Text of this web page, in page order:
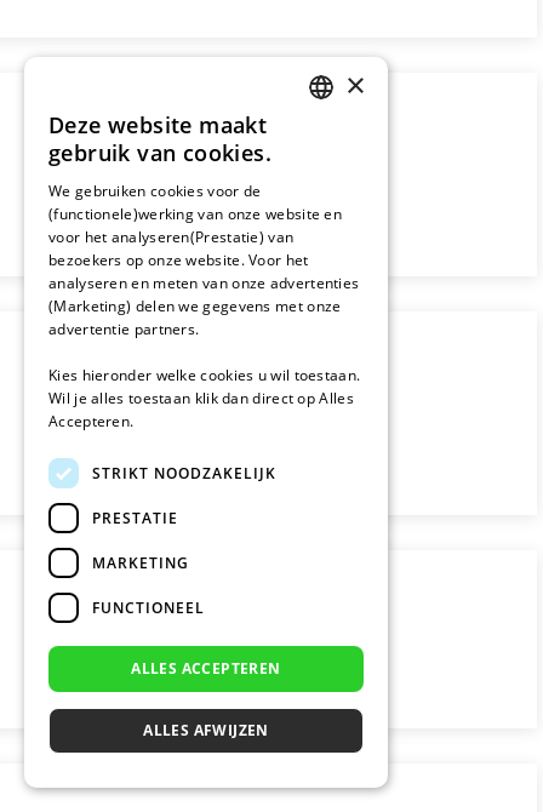
GERMAN
×
Deze website maakt
gebruik van cookies.
We gebruiken cookies voor de
(functionele)werking van onze website en
voor het analyseren(Prestatie) van
bezoekers op onze website. Voor het
analyseren en meten van onze advertenties
(Marketing) delen we gegevens met onze
advertentie partners.
Kies hieronder welke cookies u wil toestaan.
Wil je alles toestaan klik dan direct op Alles
Accepteren.
STRIKT NOODZAKELIJK
PRESTATIE
MARKETING
FUNCTIONEEL
ALLES ACCEPTEREN
ALLES AFWIJZEN